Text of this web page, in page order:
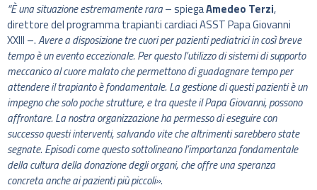
“È una situazione estremamente rara– spiegaAmedeo Terzi,
direttore del programma trapianti cardiaci ASST Papa Giovanni
XXIII –.Avere a disposizione tre cuori per pazienti pediatrici in così breve
tempo è un evento eccezionale. Per questo l’utilizzo di sistemi di supporto
meccanico al cuore malato che permettono di guadagnare tempo per
attendere il trapianto è fondamentale. La gestione di questi pazienti è un
impegno che solo poche strutture, e tra queste il Papa Giovanni, possono
affrontare. La nostra organizzazione ha permesso di eseguire con
successo questi interventi, salvando vite che altrimenti sarebbero state
segnate. Episodi come questo sottolineano l’importanza fondamentale
della cultura della donazione degli organi, che offre una speranza
concreta anche ai pazienti più piccoli».